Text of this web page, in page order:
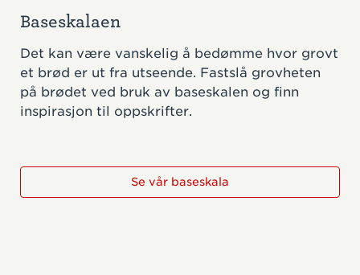
Baseskalaen
Det kan være vanskelig å bedømme hvor grovt
et brød er ut fra utseende. Fastslå grovheten
på brødet ved bruk av baseskalen og finn
inspirasjon til oppskrifter.
Se vår baseskala